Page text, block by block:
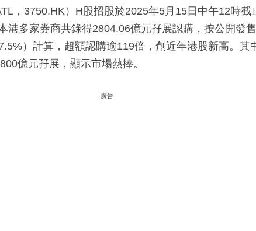
，3750.HK）H股招股於2025年5月15日中午12時截
港多家券商共錄得2804.06億元孖展認購，按公開發
）計算，超額認購逾119倍，創近年港股新高。其
億元孖展，顯示市場熱捧。
廣告